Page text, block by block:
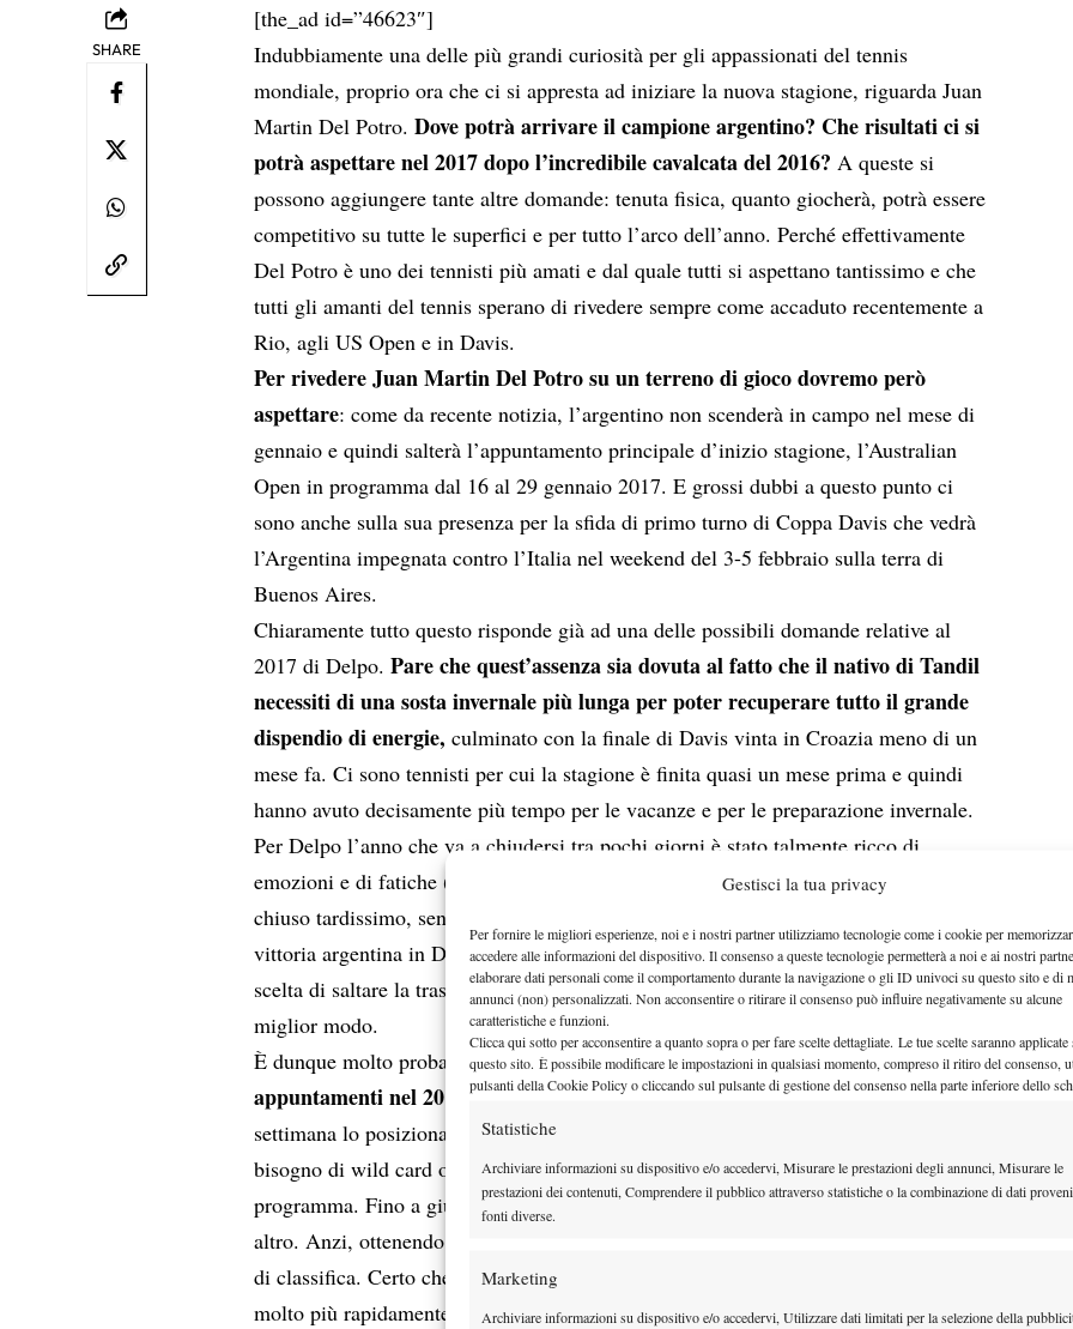
Gestisci la tua privacy
Per fornire le migliori esperienze, noi e i nostri partner utilizziamo tecnologie come i cookie per
accedere alle informazioni del dispositivo. Il consenso a queste tecnologie permetterà a noi e ai nostri
elaborare dati personali come il comportamento durante la navigazione o gli ID univoci su questo sito e di
annunci (non) personalizzati. Non acconsentire o ritirare il consenso può influire negativamente su alcune
caratteristiche e funzioni.
Clicca qui sotto per acconsentire a quanto sopra o per fare scelte dettagliate. Le tue scelte saranno applicate
questo sito. È possibile modificare le impostazioni in qualsiasi momento, compreso il ritiro del consenso,
pulsanti della Cookie Policy o cliccando sul pulsante di gestione del consenso nella parte inferiore dello
Statistiche
Archiviare informazioni su dispositivo e/o accedervi, Misurare le prestazioni degli annunci, Misurare le
prestazioni dei contenuti, Comprendere il pubblico attraverso statistiche o la combinazione di dati
fonti diverse.
Marketing
Archiviare informazioni su dispositivo e/o accedervi, Utilizzare dati limitati per la selezione della
SHARE
[the_ad id=”46623″]
Indubbiamente una delle più grandi curiosità per gli appassionati del tennis
mondiale, proprio ora che ci si appresta ad iniziare la nuova stagione, riguarda Juan
Martin Del Potro.Dove potrà arrivare il campione argentino? Che risultati ci si
potrà aspettare nel 2017 dopo l’incredibile cavalcata del 2016? A queste si
possono aggiungere tante altre domande: tenuta fisica, quanto giocherà, potrà essere
competitivo su tutte le superfici e per tutto l’arco dell’anno. Perché effettivamente
Del Potro è uno dei tennisti più amati e dal quale tutti si aspettano tantissimo e che
tutti gli amanti del tennis sperano di rivedere sempre come accaduto recentemente a
Rio, agli US Open e in Davis.
Per rivedere Juan Martin Del Potro su un terreno di gioco dovremo però
aspettare: come da recentenotizia, l’argentino non scenderà in campo nel mese di
gennaio e quindi salterà l’appuntamento principale d’inizio stagione, l’Australian
Open in programma dal 16 al 29 gennaio 2017. E grossi dubbi a questo punto ci
sono anche sulla sua presenza per la sfida di primo turno di Coppa Davis che vedrà
l’Argentina impegnata contro l’Italia nel weekend del 3-5 febbraio sulla terra di
Buenos Aires.
Chiaramente tutto questo risponde già ad una delle possibili domande relative al
2017 di Delpo.Pare che quest’assenza sia dovuta al fatto che il nativo di Tandil
necessiti di una sosta invernale più lunga per poter recuperare tutto il grande
dispendio di energie, culminato con la finale di Davis vinta in Croazia meno di un
mese fa. Ci sono tennisti per cui la stagione è finita quasi un mese prima e quindi
hanno avuto decisamente più tempo per le vacanze e per le preparazione invernale.
Per Delpo l’anno che va a chiudersi tra pochi giorni è stato talmente ricco di
emozioni e di fatiche (probabilmente anche inaspettate da lui stesso) e che si è
chiuso tardissimo, senza tralasciare i prolungati festeggiamenti per la prima storica
vittoria argentina in Davis. Da qui si può benissimo comprendere e condividere la
scelta di saltare la trasferta australiana: non c’è stato quasi il tempo per prepararla nel
miglior modo.
È dunque molto probabileche Del Potro vada a scegliere quelli che saranno i suoi
appuntamenti nel 2017 in maniera molto mirata: la classifica ATP dell’ultima
settimana lo posiziona al numero 38, cosa che gli permetterà di entrare senza
bisogno di wild card o altre situazioni particolari nei main draw di tutti i tornei in
programma. Fino a giugno ha da difendere solo la semifinale di Delray Beach e poco
altro. Anzi, ottenendo qualche buon risultato può anche tornare in posizioni migliori
di classifica. Certo che un buon risultato a Melbourne gli avrebbe concesso di risalire
molto più rapidamente.